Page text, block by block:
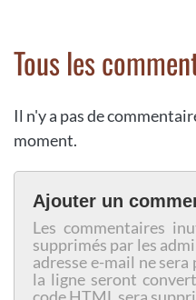
Tous les
Il n'y a pas de
moment.
Ajouter un
Les commentaires
supprimés par les
adresse e-mail ne sera
la ligne seront